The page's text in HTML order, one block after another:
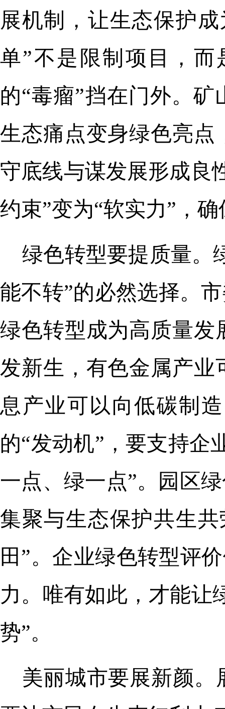
展机制，让生态保护
单”不是限制项目，
的“毒瘤”挡在门外。
生态痛点变身绿色亮点
守底线与谋发展形成良
约束”变为“软实力”，
绿色转型要提质量。
能不转”的必然选择。
绿色转型成为高质量发
发新生，有色金属产
息产业可以向低碳制
的“发动机”，要支持企
一点、绿一点”。园区
集聚与生态保护共生
田”。企业绿色转型评
力。唯有如此，才能让
势”。
美丽城市要展新颜